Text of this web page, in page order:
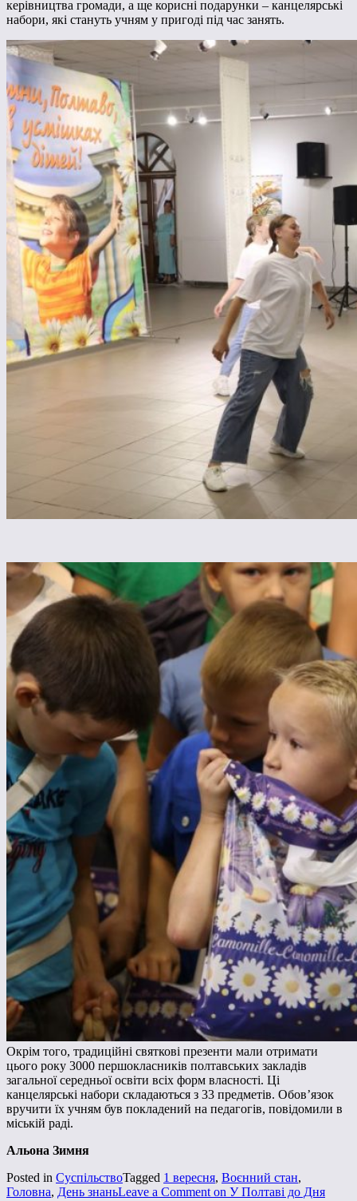
керівництва громади, а ще корисні подарунки – канцелярські
набори, які стануть учням у пригоді під час занять.
Окрім того, традиційні святкові презенти мали отримати
цього року 3000 першокласників полтавських закладів
загальної середньої освіти всіх форм власності. Ці
канцелярські набори складаються з 33 предметів. Обов’язок
вручити їх учням був покладений на педагогів, повідомили в
міській раді.
Альона Зимня
Posted in СуспільствоTagged 1 вересня, Воєнний стан,
Головна, День знаньLeave a Comment on У Полтаві до Дня